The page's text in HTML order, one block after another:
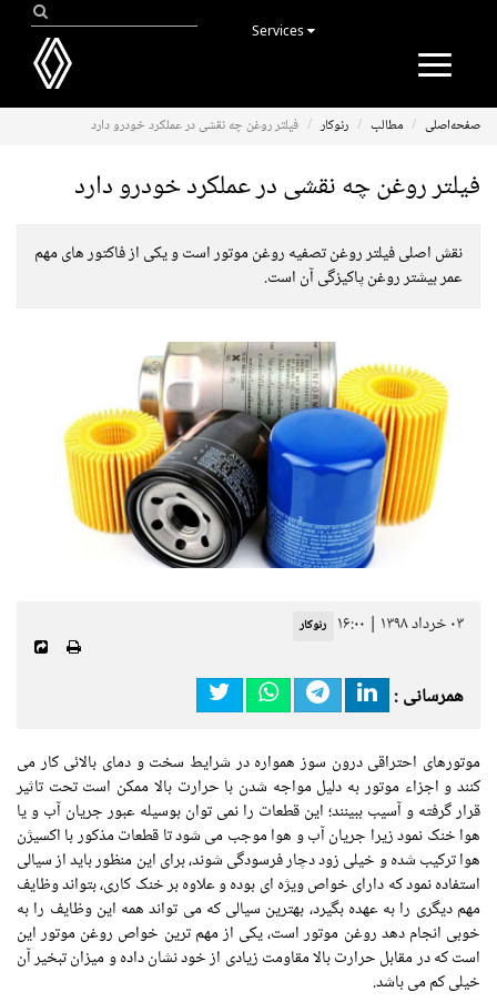
Toggle
صفحه‌اصلی مطالب رنوکار فیلتر روغن چه نقشی در عملکرد خودرو دارد
فیلتر روغن چه نقشی در عملکرد خودرو دارد
نقش اصلی فیلتر روغن تصفیه روغن موتور است و یکی از فاکتور های مهم
عمر بیشتر روغن پاکیزگی آن است.
۰۳ خرداد ۱۳۹۸ | ۱۶:۰۰ رنوکار
همرسانی :
موتورهای احتراقی درون سوز همواره در شرایط سخت و دمای بالائی کار می
کنند و اجزاء موتور به دلیل مواجه شدن با حرارت بالا ممکن است تحت تاثیر
قرار گرفته و آسیب ببینند؛ این قطعات را نمی توان بوسیله عبور جریان آب و یا
هوا خنک نمود زیرا جریان آب و هوا موجب می شود تا قطعات مذکور با اکسیژن
هوا ترکیب شده و خیلی زود دچار فرسودگی شوند، برای این منظور باید از سیالی
استفاده نمود که دارای خواص ویژه ای بوده و علاوه بر خنک کاری، بتواند وظایف
مهم دیگری را به عهده بگیرد، بهترین سیالی که می تواند همه این وظایف را به
خوبی انجام دهد روغن موتور است، یکی از مهم ترین خواص روغن موتور این
است که در مقابل حرارت بالا مقاومت زیادی از خود نشان داده و میزان تبخیر آن
خیلی کم می باشد.